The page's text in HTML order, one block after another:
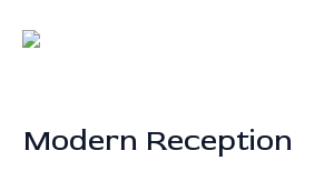
Modern Reception
navigation